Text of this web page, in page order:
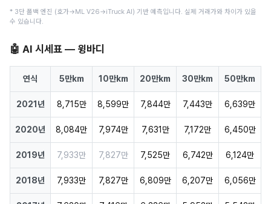
* 3단 폴백 엔진 (호가→ML V26→iTruck AI) 기반 예측입니다. 실제 거래가와 차이가 있을
수 있습니다.
🤖 AI 시세표 — 윙바디
연식 5만km 10만km 20만km 30만km 50만km
2021년 8,715만 8,599만 7,844만 7,443만 6,639만
2020년 8,084만 7,974만 7,631만 7,172만 6,450만
2019년 7,933만 7,827만 7,525만 6,742만 6,124만
2018년 7,933만 7,827만 6,809만 6,207만 6,056만